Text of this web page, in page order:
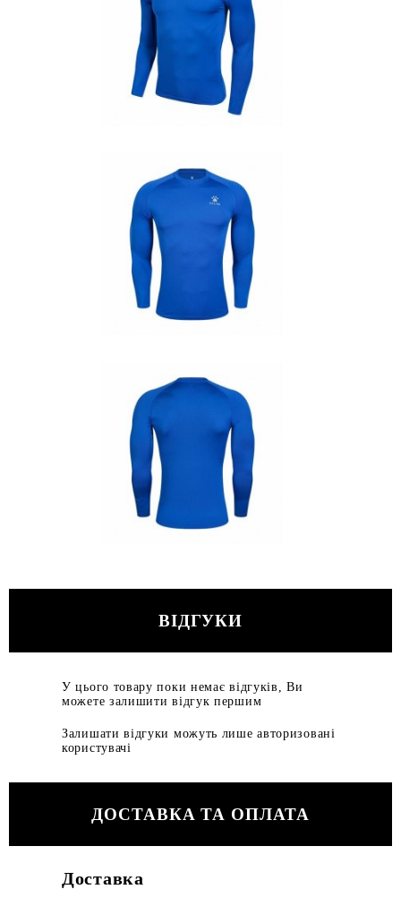
ВІДГУКИ
У цього товару поки немає відгуків, Ви
можете залишити відгук першим
Залишати відгуки можуть лише авторизовані
користувачі
ДОСТАВКА ТА ОПЛАТА
Доставка